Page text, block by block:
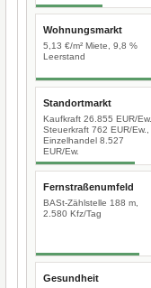
Wohnungsmarkt
5,13 €/m² Miete, 9,8 %
Leerstand
Standortmarkt
Kaufkraft 26.855 EUR/Ew.,
Steuerkraft 762 EUR/Ew.,
Einzelhandel 8.527
EUR/Ew.
Fernstraßenumfeld
BASt-Zählstelle 188 m,
2.580 Kfz/Tag
Gesundheit